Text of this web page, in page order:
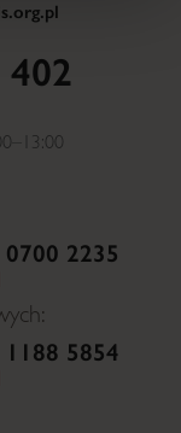
2235
5854